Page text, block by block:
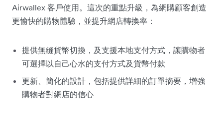
Airwallex 客戶使用。這次的重點升級，為網購顧客創造
更愉快的購物體驗，並提升網店轉換率：
提供無縫貨幣切換，及支援本地支付方式，讓購物者
可選擇以自己心水的支付方式及貨幣付款
更新、簡化的設計，包括提供詳細的訂單摘要，增強
購物者對網店的信心